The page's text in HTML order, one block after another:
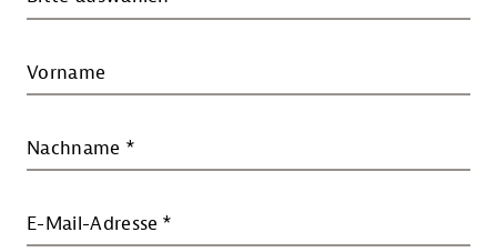
Vorname
Nachname *
E-Mail-Adresse *